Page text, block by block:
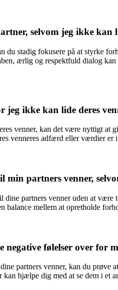
selvom jeg ikke kan
du stadig fokusere på at styrke
ærlig og respektfuld dialog
ikke kan lide deres
venner, kan det være nyttigt at
venneres adfærd eller værdier
partners venner,
dine partners venner uden at
balance mellem at opretholde
følelser over for
partners venner, kan du
hjælpe dig med at se dem i